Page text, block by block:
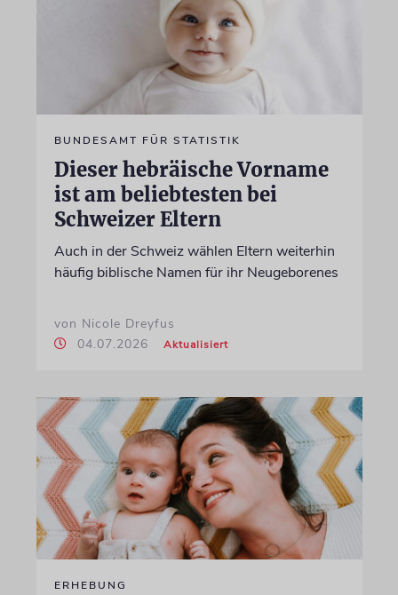
BUNDESAMT FÜR STATISTIK
Dieser hebräische Vorname
ist am beliebtesten bei
Schweizer Eltern
Auch in der Schweiz wählen Eltern weiterhin
häufig biblische Namen für ihr Neugeborenes
von Nicole Dreyfus
04.07.2026
Aktualisiert
ERHEBUNG